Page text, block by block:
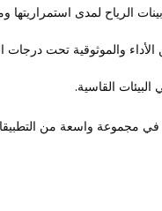
الرياح لمدى استمراريتها
والموثوقية تحت درجات
القاسية.
في مجموعة واسعة من